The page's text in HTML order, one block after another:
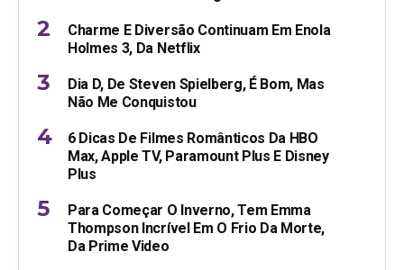
Charme E Diversão Continuam Em Enola
Holmes 3, Da Netflix
Dia D, De Steven Spielberg, É Bom, Mas
Não Me Conquistou
6 Dicas De Filmes Românticos Da HBO
Max, Apple TV, Paramount Plus E Disney
Plus
Para Começar O Inverno, Tem Emma
Thompson Incrível Em O Frio Da Morte,
Da Prime Video